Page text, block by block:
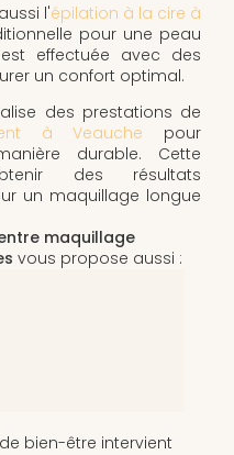
l'épilation à la cire à
pour une peau
effectuée avec des
un confort optimal.
des prestations de
à Veauche pour
durable. Cette
des résultats
un maquillage longue
maquillage
vous propose aussi :
bien-être intervient